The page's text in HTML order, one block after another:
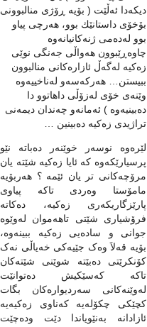
دیكه‌دا ئه‌ڵێت ( بۆیه‌ ڕۆژی منالبوونی
بۆخۆی داستانێك بوو، هه‌رچی پیاو
بوو له‌ده‌می ژنه‌كانیانه‌وه‌
چاوه‌ڕێبوون هه‌واڵی جه‌نگی نوێی
زه‌كیه‌ له‌گه‌ڵ ئازاره‌كانی منالبوون
ببیستن… هه‌ركه‌سه‌و له‌ناخییه‌وه‌
وێنه‌ی خۆی له‌زۆڵی داهاتوو دا
ده‌بینیه‌وه‌ ) ئه‌مانه‌و چه‌ندان دیمه‌نی
تراژیدی زه‌كیه‌ ده‌بینین …
لێره‌وه‌ نوسه‌ر خوێنه‌ر ده‌باته‌ نێو
پرسیارێكه‌وه‌ كه‌ ئایا زه‌كیه‌ شێته‌ یان
مرۆچه‌كانی تر یان ئێمه‌ ؟ هه‌ربۆیه‌
مامۆستا وه‌ردی تاكه‌ پیاوی
پارێزگاریكه‌ری زه‌كیه‌، ده‌كاته‌
فرۆشیاری شێتی تاهه‌موان له‌وێوه‌
جوانی و ساده‌یی زه‌كیه‌ ببینه‌وه‌،
بۆیه‌ قه‌لاَ وه‌ک جێیه‌کی خه‌یاڵی نه‌ک
کۆنکرێتی ده‌بێته‌ شوێنی شێته‌كان
تاكه‌ كه‌سێكیش ده‌توانێت
له‌وێنه‌كانی سه‌ردیواره‌كان بگات
كچێكی چكۆله‌یه‌ كه‌ناوی زه‌كیه‌یه‌
ئازادانه‌ به‌نێویاندا دێت وده‌چێت